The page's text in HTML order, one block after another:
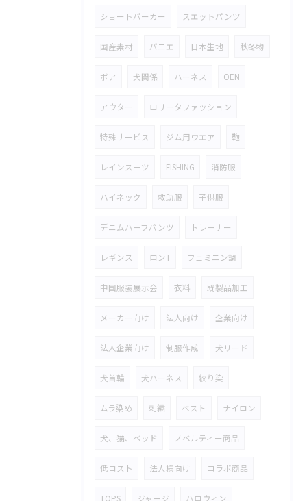
ショートパーカー スエットパンツ
国産素材 パニエ 日本生地 秋冬物
ボア 犬関係 ハーネス OEN
アウター ロリータファッション
特殊サービス ジム用ウエア 鞄
レインスーツ FISHING 消防服
ハイネック 救助服 子供服
デニムハーフパンツ トレーナー
レギンス ロンT フェミニン調
中国服装展示会 衣料 既製品加工
メーカー向け 法人向け 企業向け
法人企業向け 制服作成 犬リード
犬首輪 犬ハーネス 絞り染
ムラ染め 刺繍 ベスト ナイロン
犬、猫、ベッド ノベルティー商品
低コスト 法人様向け コラボ商品
TOPS ジャージ ハロウィン